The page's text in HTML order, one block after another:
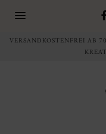
VERSANDKOSTENFREI AB